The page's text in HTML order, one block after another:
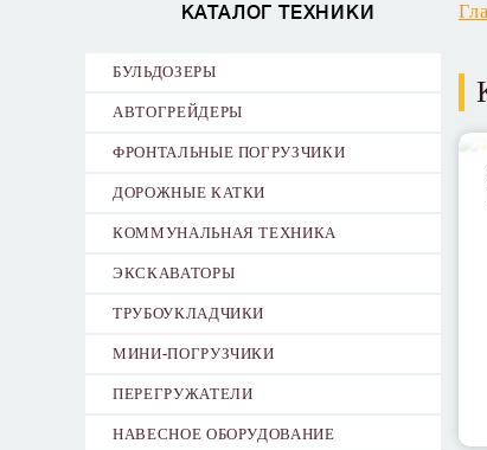
КАТАЛОГ ТЕХНИКИ
БУЛЬДОЗЕРЫ
АВТОГРЕЙДЕРЫ
ФРОНТАЛЬНЫЕ ПОГРУЗЧИКИ
ДОРОЖНЫЕ КАТКИ
КОММУНАЛЬНАЯ ТЕХНИКА
ЭКСКАВАТОРЫ
ТРУБОУКЛАДЧИКИ
МИНИ-ПОГРУЗЧИКИ
ПЕРЕГРУЖАТЕЛИ
НАВЕСНОЕ ОБОРУДОВАНИЕ